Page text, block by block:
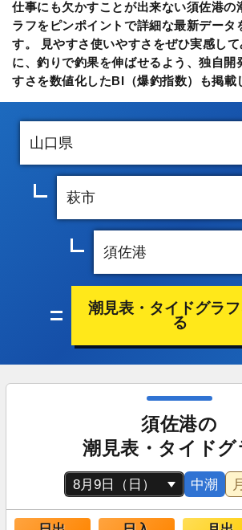
仕事にも欠かすことが出来ない須佐港の
ラフをピンポイントで詳細な最新データ
す。 見やすさ使いやすさをぜひ実感し
に、釣りで釣果を伸ばせるよう、独自開
すさを数値化したBI（爆釣指数）も掲載
潮見表・タイドグラ
る
須佐港の
潮見表・タイドグ
中潮